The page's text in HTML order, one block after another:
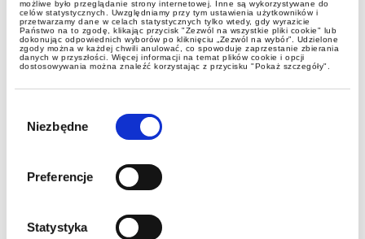
możliwe było przeglądanie strony internetowej. Inne są wykorzystywane do
celów statystycznych. Uwzględniamy przy tym ustawienia użytkowników i
przetwarzamy dane w celach statystycznych tylko wtedy, gdy wyrazicie
Państwo na to zgodę, klikając przycisk "Zezwól na wszystkie pliki cookie" lub
dokonując odpowiednich wyborów po kliknięciu „Zezwól na wybór”. Udzielone
zgody można w każdej chwili anulować, co spowoduje zaprzestanie zbierania
danych w przyszłości. Więcej informacji na temat plików cookie i opcji
dostosowywania można znaleźć korzystając z przycisku "Pokaż szczegóły".
zgody
Niezbędne
Preferencje
Statystyka
publikacje
Spór o ceny neostrady coraz
bliżej Europejskiego Trybunału